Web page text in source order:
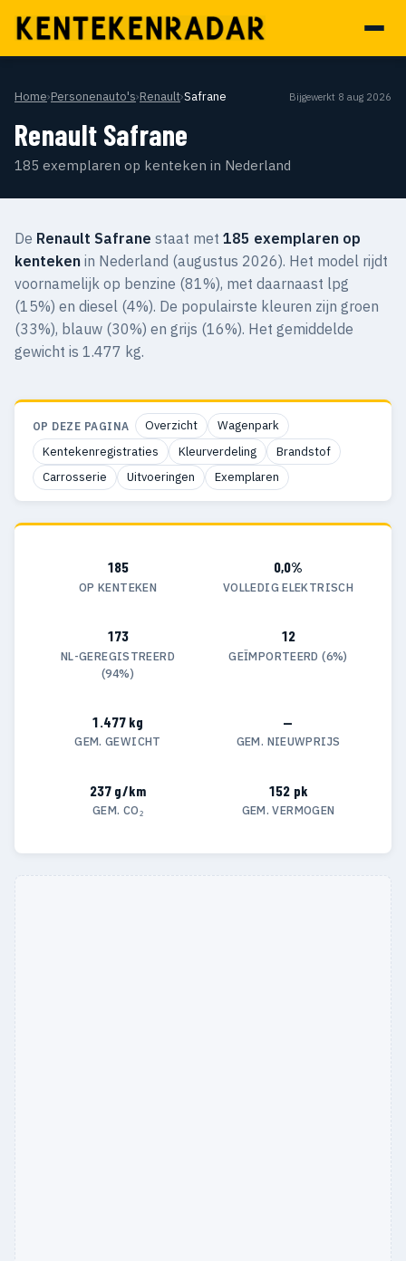
Home›Personenauto's›Renault›Safrane Bijgewerkt 8 aug 2026
Renault Safrane
185 exemplaren op kenteken in Nederland
De Renault Safrane staat met 185 exemplaren op
kenteken in Nederland (augustus 2026). Het model rijdt
voornamelijk op benzine (81%), met daarnaast lpg
(15%) en diesel (4%). De populairste kleuren zijn groen
(33%), blauw (30%) en grijs (16%). Het gemiddelde
gewicht is 1.477 kg.
OP DEZE PAGINA Overzicht
Wagenpark
Kentekenregistraties
Kleurverdeling
Brandstof
Carrosserie
Uitvoeringen Exemplaren
185
OP KENTEKEN
0,0%
VOLLEDIG ELEKTRISCH
173
NL-GEREGISTREERD
(94%)
12
GEÏMPORTEERD (6%)
1.477 kg
GEM. GEWICHT
—
GEM. NIEUWPRIJS
237 g/km
GEM. CO₂
152 pk
GEM. VERMOGEN